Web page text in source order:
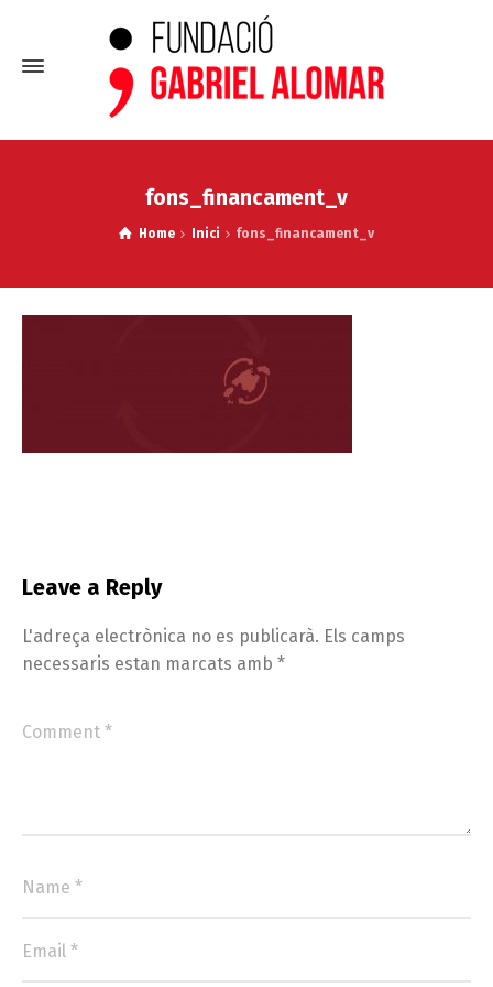
fons_financament_v
Home Inici fons_financament_v
Leave a Reply
L'adreça electrònica no es publicarà. Els camps
necessaris estan marcats amb *